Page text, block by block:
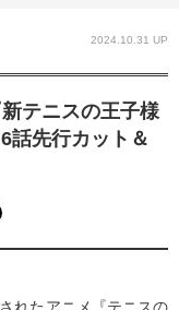
2024.10.31 UP
テニスの王⼦様
話先⾏カット＆